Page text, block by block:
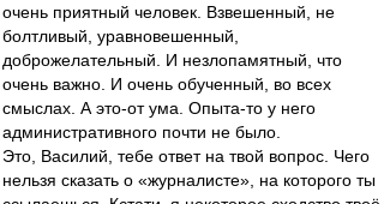
очень приятный человек. Взвешенный, не
болтливый, уравновешенный,
доброжелательный. И незлопамятный, что
очень важно. И очень обученный, во всех
смыслах. А это-от ума. Опыта-то у него
административного почти не было.
Это, Василий, тебе ответ на твой вопрос. Чего
нельзя сказать о «журналисте», на которого ты